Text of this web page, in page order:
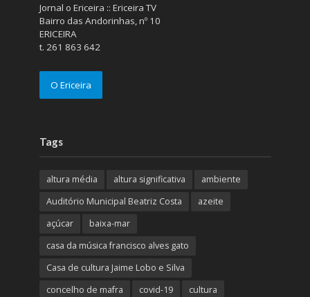
Jornal o Ericeira :: Ericeira TV
Bairro das Andorinhas, nº 10
ERICEIRA
t. 261 863 642
O Ericeira
Tags
altura média altura significativa
ambiente
Auditório Municipal Beatriz Costa
azeite
açúcar
baixa-mar
casa da música francisco alves gato
Casa de cultura Jaime Lobo e Silva
concelho de mafra
covid-19
cultura